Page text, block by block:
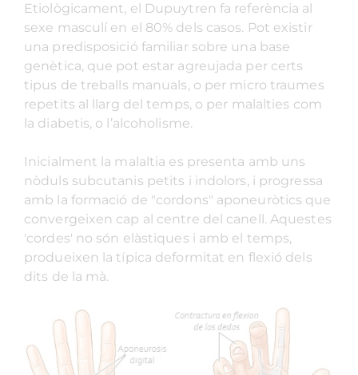
Etiològicament, el Dupuytren fa referència al
sexe masculí en el 80% dels casos. Pot existir
una predisposició familiar sobre una base
genètica, que pot estar agreujada per certs
tipus de treballs manuals, o per micro traumes
repetits al llarg del temps, o per malalties com
la diabetis, o l’alcoholisme.
Inicialment la malaltia es presenta amb uns
nòduls subcutanis petits i indolors, i progressa
amb la formació de "cordons" aponeuròtics que
convergeixen cap al centre del canell. Aquestes
'cordes' no són elàstiques i amb el temps,
produeixen la típica deformitat en flexió dels
dits de la mà.